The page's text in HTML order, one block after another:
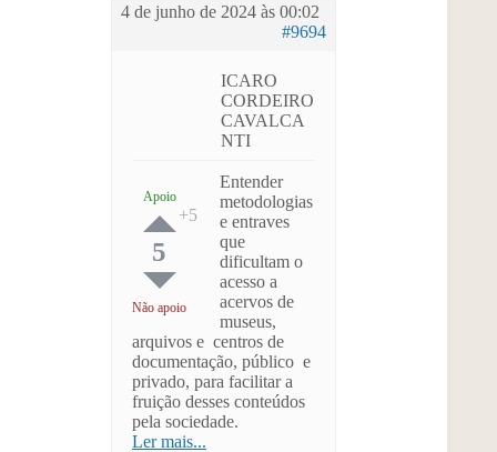
4 de junho de 2024 às 00:02
#9694
ICARO
CORDEIRO
CAVALCA
NTI
Apoio
5
Não apoio
Entender
metodologias
e entraves
que
dificultam o
acesso a
acervos de
museus,
arquivos e centros de
documentação, público e
privado, para facilitar a
fruição desses conteúdos
pela sociedade.
Ler mais...